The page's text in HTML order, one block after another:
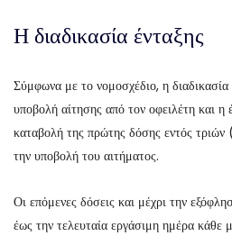
Η διαδικασία ένταξης
Σύμφωνα με το νομοσχέδιο, η διαδικασία
υποβολή αίτησης από τον οφειλέτη και η
καταβολή της πρώτης δόσης εντός
την υποβολή του αιτήματος.
Οι επόμενες δόσεις και μέχρι την
έως την τελευταία εργάσιμη ημέρα κάθε